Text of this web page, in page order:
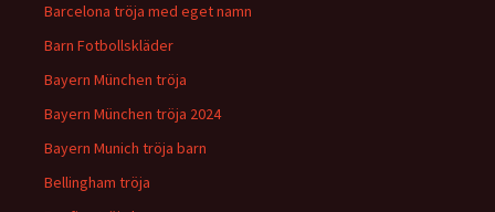
Barcelona tröja med eget namn
Barn Fotbollskläder
Bayern München tröja
Bayern München tröja 2024
Bayern Munich tröja barn
Bellingham tröja